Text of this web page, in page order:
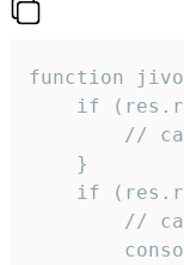
function
if
//
    }
if
//